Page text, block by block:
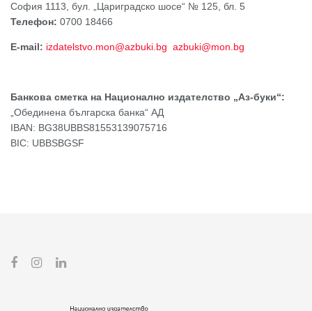
София 1113, бул. „Цариградско шосе“ № 125, бл. 5
Телефон: 0700 18466
Е-mail: izdatelstvo.mon@azbuki.bg azbuki@mon.bg
Банкова сметка на Национално издателство „Аз-буки“:
„Обединена българска банка“ АД
IBAN: BG38UBBS81553139075716
BIC: UBBSBGSF